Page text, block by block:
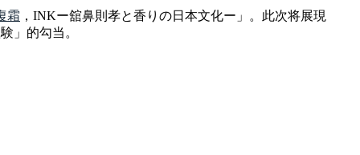
霜 ，INKー舘鼻則孝と香りの日本文化ー」。此次将展現
」的勾当。